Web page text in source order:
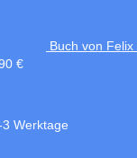
Buch von
€
Werktage